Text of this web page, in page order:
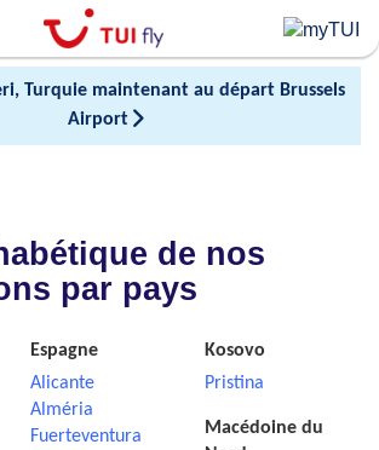
Turquie maintenant au départ Brussels
Airport
de nos
par pays
Espagne
Alicante
Alméria
Fuerteventura
Kosovo
Pristina
Macédoine du